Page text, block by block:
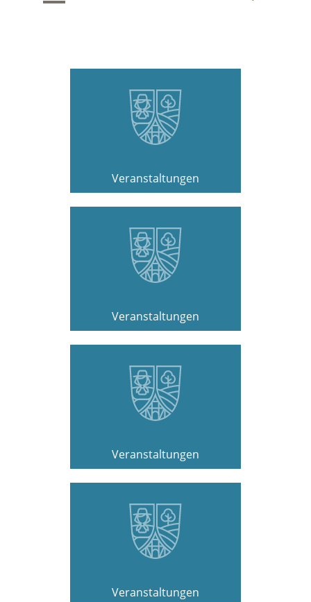
Veranstaltungen
Veranstaltungen
Veranstaltungen
Veranstaltungen